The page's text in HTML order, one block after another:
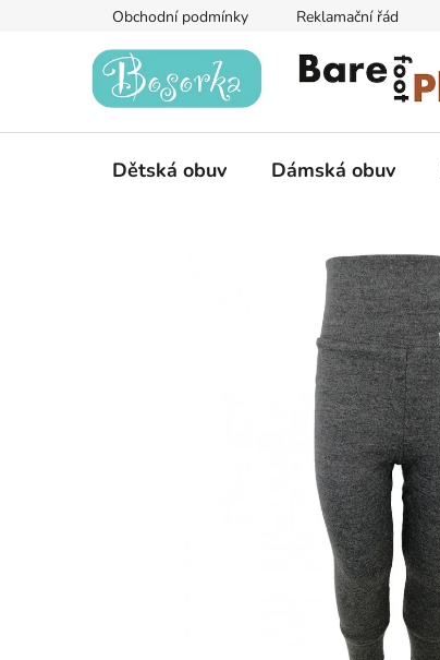
Obchodní podmínky Reklamační řád
Dětská obuv Dámská obuv